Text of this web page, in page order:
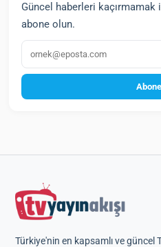
Güncel haberleri
abone olun.
E‑posta
Türkiye'nin en kapsamlı ve güncel